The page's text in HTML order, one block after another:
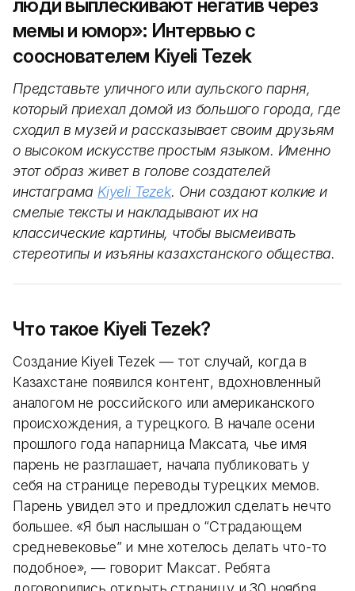
люди выплескивают негатив через
мемы и юмор»: Интервью с
сооснователем Kiyeli Tezek
Представьте уличного или аульского парня,
который приехал домой из большого города, где
сходил в музей и рассказывает своим друзьям
о высоком искусстве простым языком. Именно
этот образ живет в голове создателей
инстаграма Kiyeli Tezek. Они создают колкие и
смелые тексты и накладывают их на
классические картины, чтобы высмеивать
стереотипы и изъяны казахстанского общества.
Что такое Kiyeli Tezek?
Cоздание Kiyeli Tezek — тот случай, когда в
Казахстане появился контент, вдохновленный
аналогом не российского или американского
происхождения, а турецкого. В начале осени
прошлого года напарница Максата, чье имя
парень не разглашает, начала публиковать у
себя на странице переводы турецких мемов.
Парень увидел это и предложил сделать нечто
большее. «Я был наслышан о “Страдающем
средневековье” и мне хотелось делать что-то
подобное», — говорит Максат. Ребята